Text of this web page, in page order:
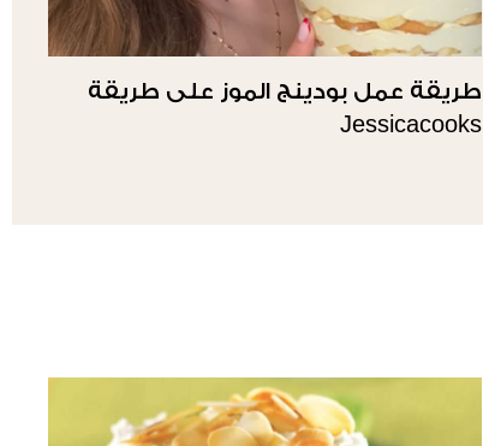
طريقة عمل بودينج الموز على طريقة
Jessicacooks